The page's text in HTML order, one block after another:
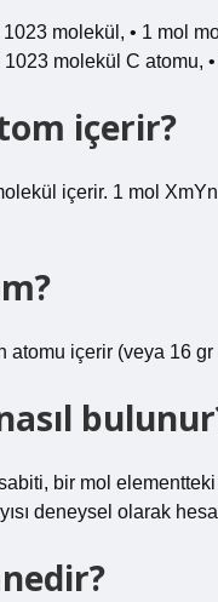
molekül, • 1 mol
molekül C atomu,
içerir?
içerir. 1 mol
atomu içerir (veya 16
bir mol
deneysel olarak